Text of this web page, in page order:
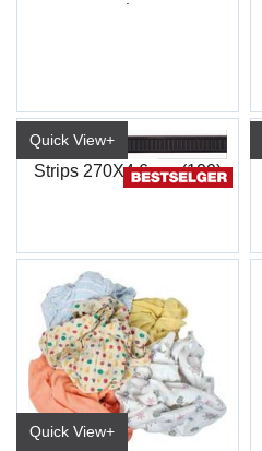
Quick View+
Strips 270X4,6mm (100)
Quick View+